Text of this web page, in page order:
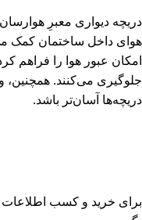
دریچه دیواری معبرِ
هوای داخل ساختمان کمک
امکان عبور هوا را فراهم
جلوگیری می‌کنند.
دریچه‌ها آسان‌تر باشد.